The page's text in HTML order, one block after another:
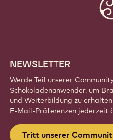
NEWSLETTER
Werde Teil unserer
Schokoladenanwender, um
und Weiterbildung zu
E-Mail-Präferenzen jederzeit
Tritt unserer